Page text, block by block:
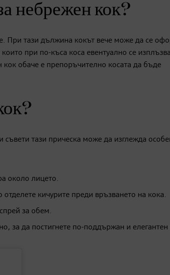
небрежен кок?
При тази дължина кокът вече може да се
при по-къса коса евентуално се
обаче е препоръчително косата да бъде
тази прическа може да изглежда
около лицето.
кичурите преди връзването на кока.
за обем.
за да постигнете по-поддържан и елегантен